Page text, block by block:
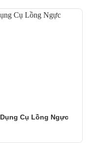
Dụng Cụ Lồng Ngực